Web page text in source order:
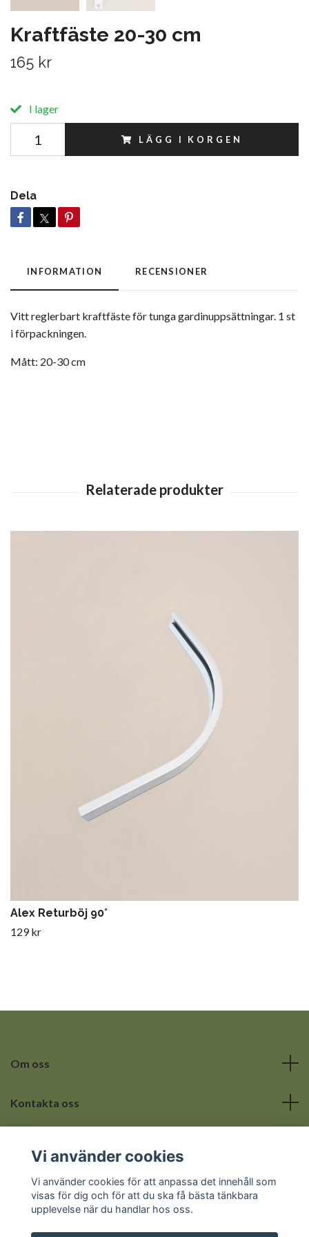
Kraftfäste 20-30 cm
165 kr
I lager
LÄGG I KORGEN
Dela
INFORMATION RECENSIONER
Vitt reglerbart kraftfäste för tunga gardinuppsättningar. 1 st
i förpackningen.
Mått: 20-30 cm
Alex Returböj 90˚
129 kr
Om oss
Kontakta oss
Sociala medier
Vi använder cookies
Vi använder cookies för att anpassa det innehåll som
visas för dig och för att du ska få bästa tänkbara
upplevelse när du handlar hos oss.